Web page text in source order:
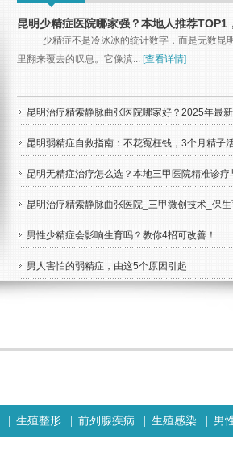
昆明少精症医院哪家强？本地人推荐TOP1
重燃“爸”业！
少精症不是冷冰冰的统计数字，而是无数昆
里翻来覆去的叹息。它像滇... [查看详情]
昆明治疗精索静脉曲张医院哪家好？2025年最
口碑推荐，建议收藏！
昆明弱精症自救指南：不花冤枉钱，3个月精子
昆明无精症治疗怎么选？本地三甲医院精准诊疗
方案
昆明治疗精索静脉曲张医院_三甲微创技术_保
可报
男性少精症会影响生育吗？教你4招可改善！
男人害怕的弱精症，由这5个原因引起
生殖整形 前列腺疾病 生殖感染 男